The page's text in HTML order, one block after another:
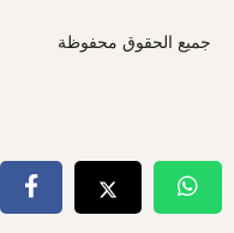
جميع الحقوق محفوظة